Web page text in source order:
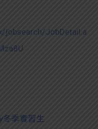
jobsearch/JobDetail.a
冬季實習生